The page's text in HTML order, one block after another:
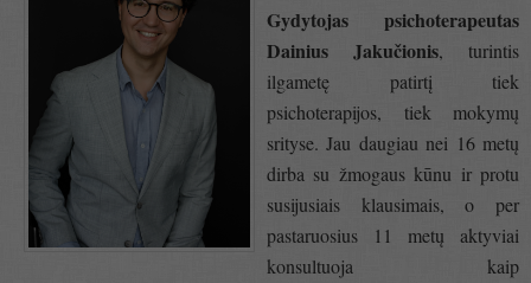
Gydytojas psichoterapeutas
Dainius Jakučionis, turintis
ilgametę patirtį tiek
psichoterapijos, tiek mokymų
srityse. Jau daugiau nei 16 metų
dirba su žmogaus kūnu ir protu
susijusiais klausimais, o per
pastaruosius 11 metų aktyviai
konsultuoja kaip